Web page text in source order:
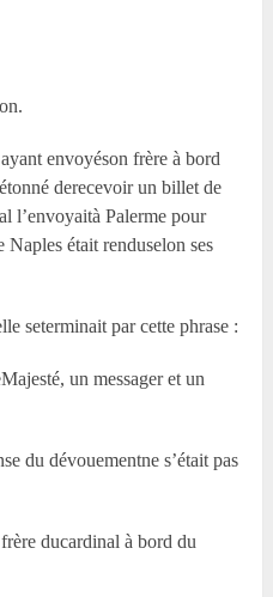
envoyéson frère à bord
derecevoir un billet de
l’envoyaità Palerme pour
était renduselon ses
seterminait par cette phrase :
un messager et un
du dévouementne s’était pas
ducardinal à bord du